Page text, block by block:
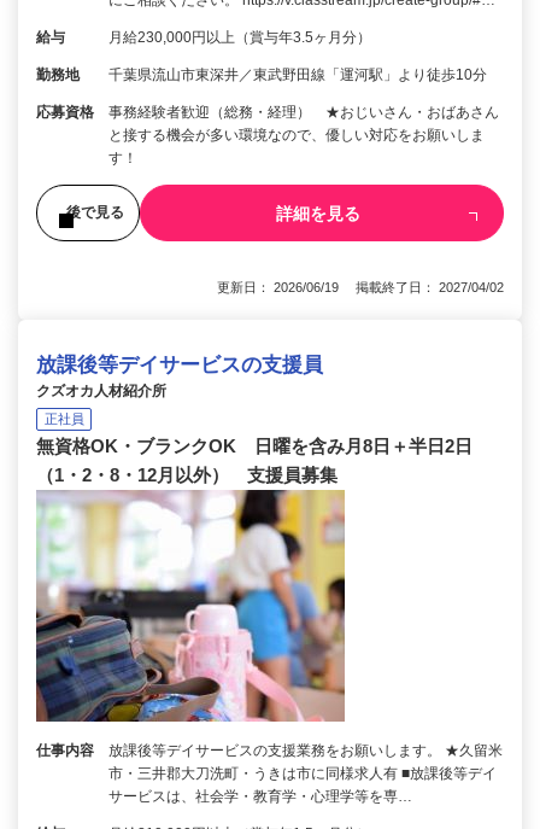
給与 月給230,000円以上（賞与年3.5ヶ月分）
勤務地 千葉県流山市東深井／東武野田線「運河駅」より徒歩10分
応募資格
事務経験者歓迎（総務・経理） ★おじいさん・おばあさん
と接する機会が多い環境なので、優しい対応をお願いしま
す！
後で見る 詳細を見る
更新日： 2026/06/19 掲載終了日： 2027/04/02
放課後等デイサービスの支援員
クズオカ人材紹介所
正社員
無資格OK・ブランクOK 日曜を含み月8日＋半日2日
（1・2・8・12月以外） 支援員募集
仕事内容
放課後等デイサービスの支援業務をお願いします。 ★久留米
市・三井郡大刀洗町・うきは市に同様求人有 ■放課後等デイ
サービスは、社会学・教育学・心理学等を専…